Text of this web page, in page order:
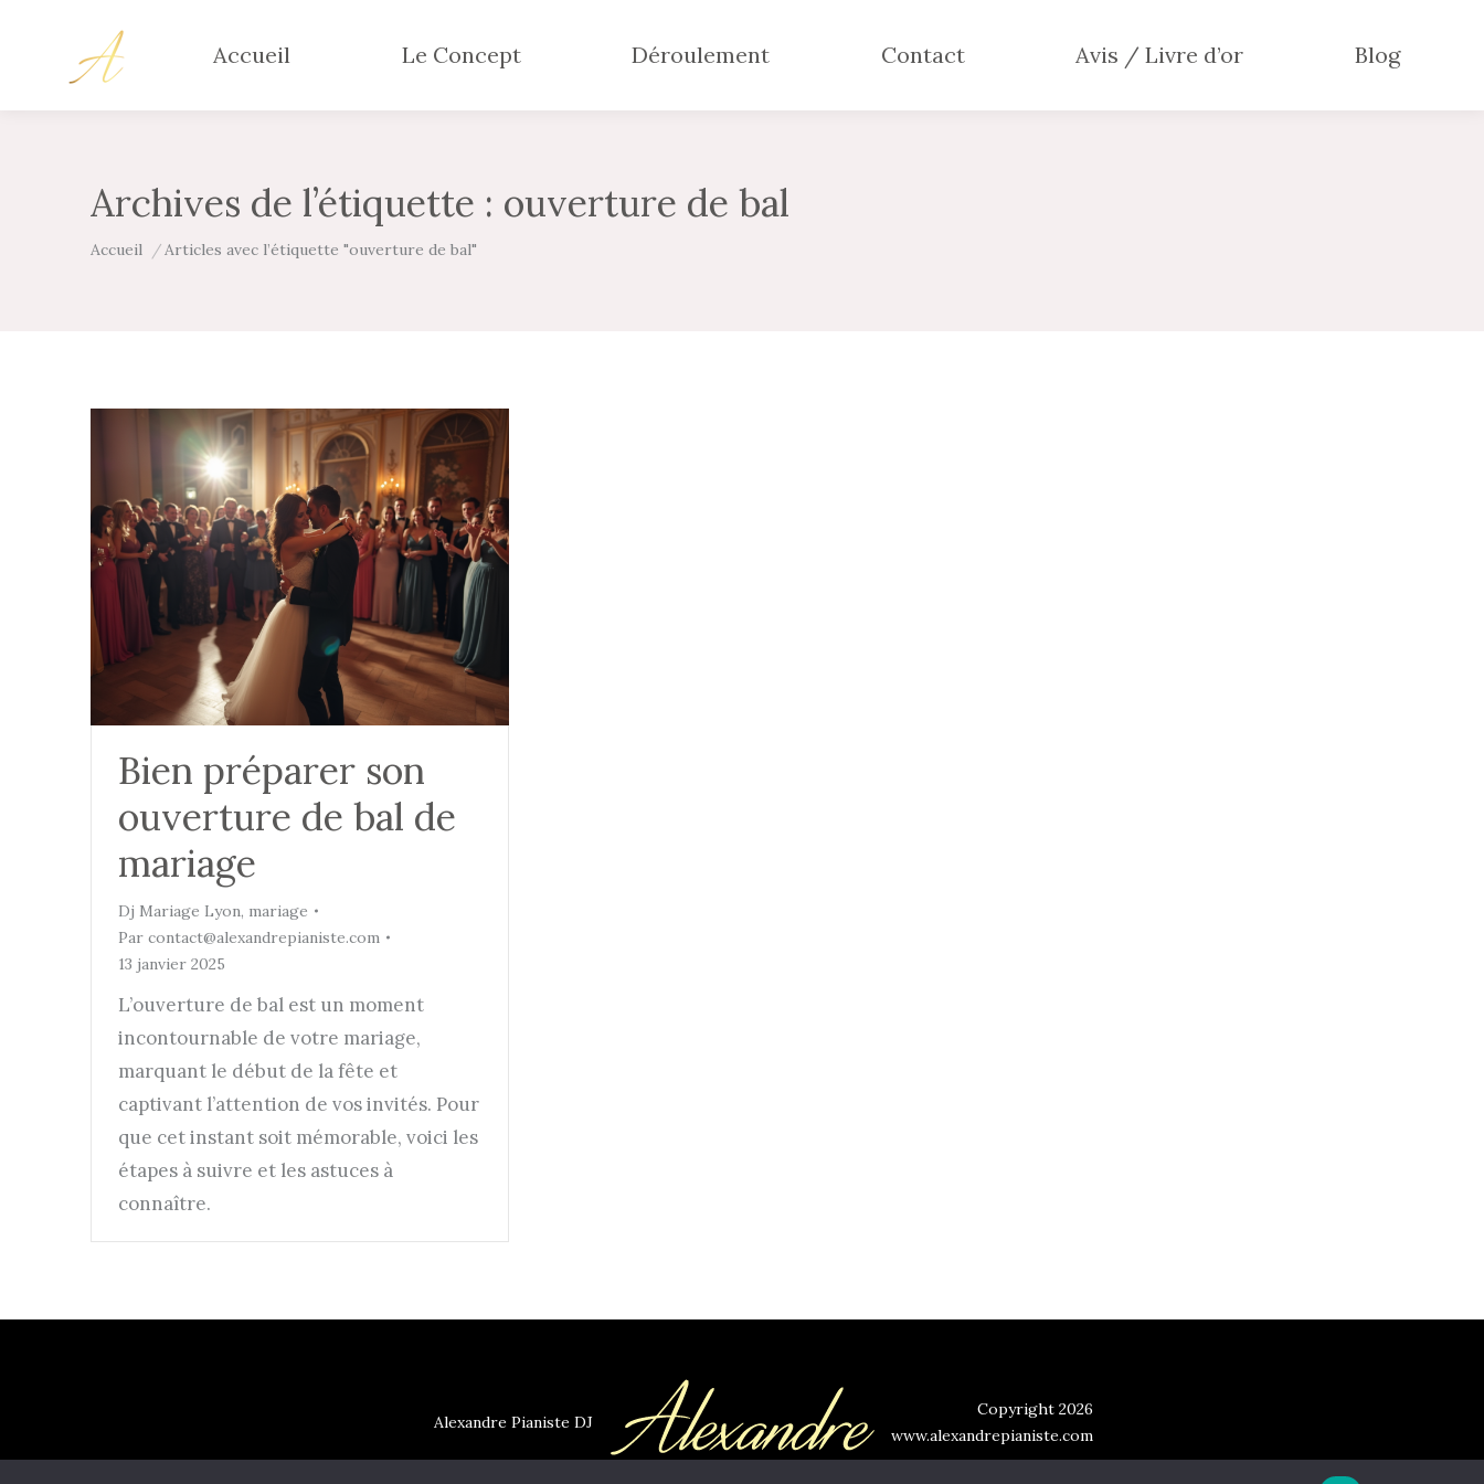
Accueil Le Concept Déroulement Contact Avis / Livre d’or Blog
Archives de l’étiquette : ouverture de bal
Vous êtes ici :
Accueil Articles avec l’étiquette "ouverture de bal"
Bien préparer son
ouverture de bal de
mariage
Dj Mariage Lyon, mariage
Par contact@alexandrepianiste.com
13 janvier 2025
L’ouverture de bal est un moment
incontournable de votre mariage,
marquant le début de la fête et
captivant l’attention de vos invités. Pour
que cet instant soit mémorable, voici les
étapes à suivre et les astuces à
connaître.
Alexandre Pianiste DJ
Copyright 2026
www.alexandrepianiste.com